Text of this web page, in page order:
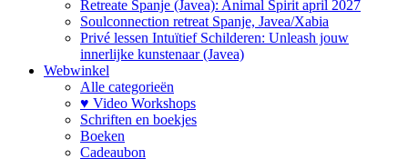
Retreate Spanje (Javea): Animal Spirit april 2027
Soulconnection retreat Spanje, Javea/Xabia
Privé lessen Intuïtief Schilderen: Unleash jouw
innerlijke kunstenaar (Javea)
Webwinkel
Alle categorieën
♥ Video Workshops
Schriften en boekjes
Boeken
Cadeaubon